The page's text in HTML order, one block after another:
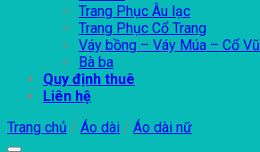
Trang Phục Âu lạc
Trang Phục Cổ Trang
Váy bồng – Váy Múa – Cổ Vũ
Bà ba
Quy định thuê
Liên hệ
Trang chủ / Áo dài / Áo dài nữ